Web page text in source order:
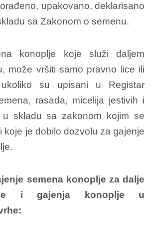
upakovano, deklarisano
sa Zakonom o semenu.
konoplje koje služi daljem
može vršiti samo pravno lice ili
su upisani u Registar
rasada, micelija jestivih i
u skladu sa zakonom kojim se
koje je dobilo dozvolu za gajenje
semena konoplje za dalje
i gajenja konoplje u